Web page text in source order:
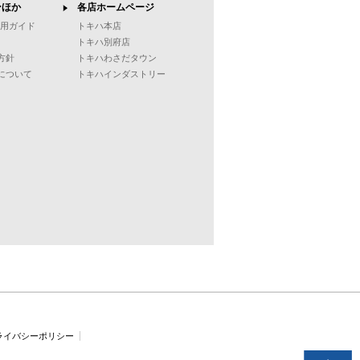
か
ガイド
針
ついて
各店ホームページ
トキハ本店
トキハ別府店
トキハわさだタウン
トキハインダストリー
イバシーポリシー